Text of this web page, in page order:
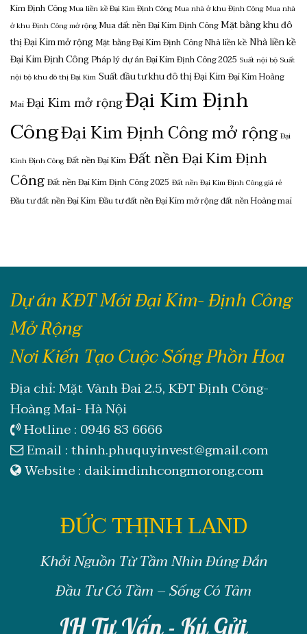
Kim Định Công Mua liền kề Đại Kim Định Công Mua nhà ở khu Định Công Mua nhà
ở khu Định Công mở rộng Mua đất nền Đại Kim Định CôngMặt bằng khu đô
thị Đại Kim mở rộngMặt bằng Đại Kim Định CôngNhà liền kềNhà liền kề
Đại Kim Định CôngPháp lý dự án Đại Kim Định Công 2025 Suất nội bộ Suất
nội bộ khu đô thị Đại Kim Suất đầu tư khu đô thị Đại KimĐại Kim Hoàng
MaiĐại Kim mở rộngĐại Kim Định
CôngĐại Kim Định Công mở rộng Đại
Kinh Định Công Đất nền Đại KimĐất nền Đại Kim Định
CôngĐất nền Đại Kim Định Công 2025 Đất nền Đại Kim Định Công giá rẻ
Đầu tư đất nền Đại KimĐầu tư đất nền Đại Kim mở rộngđất nền Hoàng mai
Dự án KĐT Mới Đại Kim- Định Công
Mở Rộng
Nơi Kiến Tạo Cuộc Sống Phồn Hoa
Địa chỉ: Mặt Vành Đai 2.5, KĐT Định Công-
Hoàng Mai- Hà Nội
Hotline : 0946 83 6666
Email :thinh.phuquyinvest@gmail.com
Website : daikimdinhcongmorong.com
ĐỨC THỊNH LAND
Khởi Nguồn Từ Tầm Nhìn Đúng Đắn
Đầu Tư Có Tầm – Sống Có Tâm